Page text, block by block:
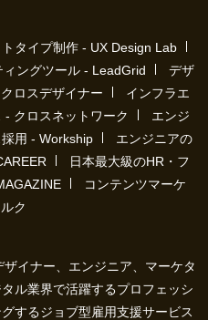
タイプ制作 - UX Design Lab
ングツール - LeadGrid
デザ
ロスデザイナー
インフラエ
- クロスネットワーク
エンジ
用 - Workship
エンジニアの
日本最大級のHR・フ
コンテンツマーケ
ク
イナー、エンジニア、マーケタ
ル業界で活躍するプロフェッシ
するジョブ型雇用支援サービス